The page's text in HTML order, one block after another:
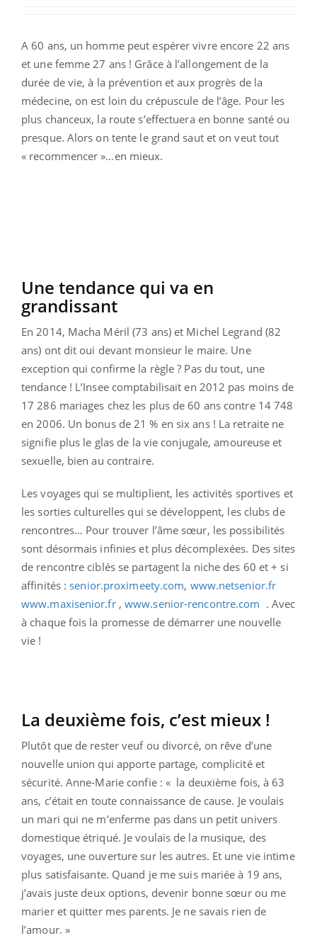
A 60 ans, un homme peut espérer vivre encore 22 ans
et une femme 27 ans ! Grâce à l’allongement de la
durée de vie, à la prévention et aux progrès de la
médecine, on est loin du crépuscule de l’âge. Pour les
plus chanceux, la route s’effectuera en bonne santé ou
presque. Alors on tente le grand saut et on veut tout
« recommencer »…en mieux.
Une tendance qui va en
grandissant
En 2014, Macha Méril (73 ans) et Michel Legrand (82
ans) ont dit oui devant monsieur le maire. Une
exception qui confirme la règle ? Pas du tout, une
tendance ! L’Insee comptabilisait en 2012 pas moins de
17 286 mariages chez les plus de 60 ans contre 14 748
en 2006. Un bonus de 21 % en six ans ! La retraite ne
signifie plus le glas de la vie conjugale, amoureuse et
sexuelle, bien au contraire.
Les voyages qui se multiplient, les activités sportives et
les sorties culturelles qui se développent, les clubs de
rencontres… Pour trouver l’âme sœur, les possibilités
sont désormais infinies et plus décomplexées. Des sites
de rencontre ciblés se partagent la niche des 60 et + si
affinités :senior.proximeety.com, www.netsenior.fr
www.maxisenior.fr,www.senior-rencontre.com . Avec
à chaque fois la promesse de démarrer une nouvelle
vie !
La deuxième fois, c’est mieux !
Plutôt que de rester veuf ou divorcé, on rêve d’une
nouvelle union qui apporte partage, complicité et
sécurité. Anne-Marie confie : « la deuxième fois, à 63
ans, c’était en toute connaissance de cause. Je voulais
un mari qui ne m’enferme pas dans un petit univers
domestique étriqué. Je voulais de la musique, des
voyages, une ouverture sur les autres. Et une vie intime
plus satisfaisante. Quand je me suis mariée à 19 ans,
j’avais juste deux options, devenir bonne sœur ou me
marier et quitter mes parents. Je ne savais rien de
l’amour. »